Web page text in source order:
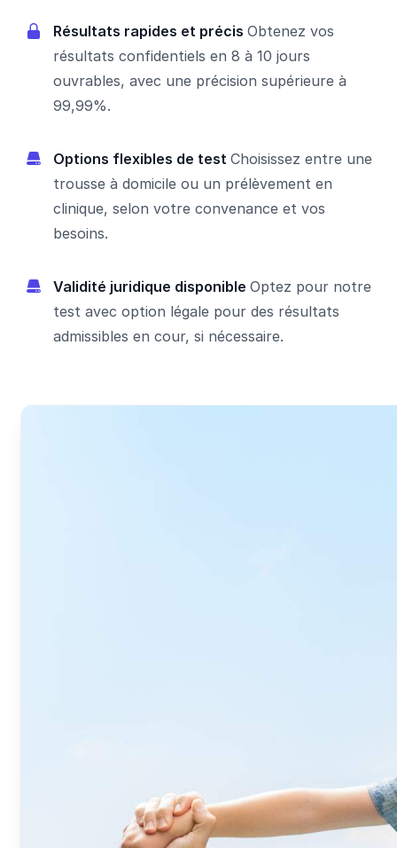
Résultats rapides et précis Obtenez vos
résultats confidentiels en 8 à 10 jours
ouvrables, avec une précision supérieure à
99,99%.
Options flexibles de test Choisissez entre une
trousse à domicile ou un prélèvement en
clinique, selon votre convenance et vos
besoins.
Validité juridique disponible Optez pour notre
test avec option légale pour des résultats
admissibles en cour, si nécessaire.